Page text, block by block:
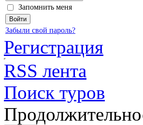
Запомнить меня
Забыли свой пароль?
Регистрация
RSS лента
Поиск туров